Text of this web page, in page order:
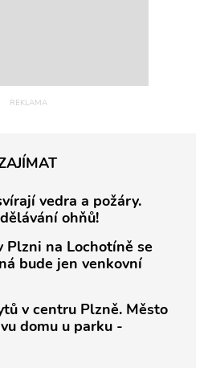
vedra a požáry.
ohňů!
Plzni na Lochotíně se
bude jen venkovní
v centru Plzně. Město
domu u parku -